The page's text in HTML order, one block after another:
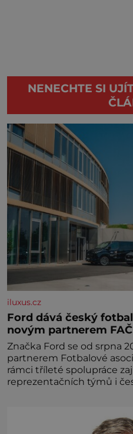
NENECHTE SI
iluxus.cz
Ford dává český
novým partnerem
Značka Ford se od srpna
partnerem Fotbalové
rámci tříleté spolupráce
reprezentačních týmů i